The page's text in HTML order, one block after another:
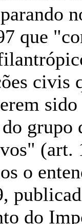
que
civis
grupo
(art.
o
do